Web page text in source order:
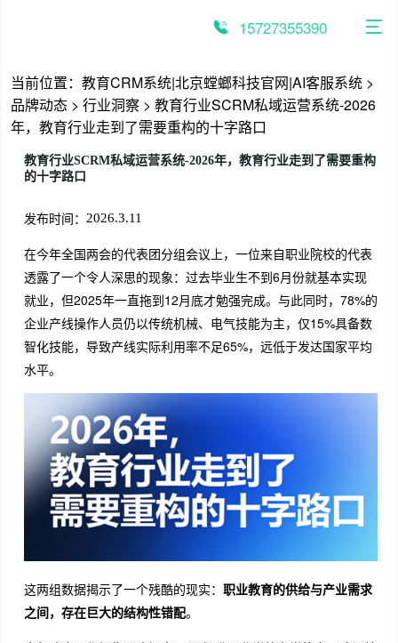
15727355390
当前位置： 教育CRM系统|北京螳螂科技官网|AI客服系统 >
品牌动态 > 行业洞察 > 教育行业SCRM私域运营系统-2026
年，教育行业走到了需要重构的十字路口
教育行业SCRM私域运营系统-2026年，教育行业走到了需要重构
的十字路口
发布时间： 2026.3.11
在今年全国两会的代表团分组会议上，一位来自职业院校的代表
透露了一个令人深思的现象：过去毕业生不到6月份就基本实现
就业，但2025年一直拖到12月底才勉强完成。与此同时，78%的
企业产线操作人员仍以传统机械、电气技能为主，仅15%具备数
智化技能，导致产线实际利用率不足65%，远低于发达国家平均
水平。
这两组数据揭示了一个残酷的现实： 职业教育的供给与产业需求
之间，存在巨大的结构性错配。